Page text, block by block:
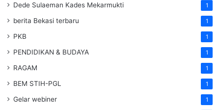
Dede Sulaeman Kades Mekarmukti 1
berita Bekasi terbaru 1
PKB 1
PENDIDIKAN & BUDAYA 1
RAGAM 1
BEM STIH-PGL 1
Gelar webiner 1